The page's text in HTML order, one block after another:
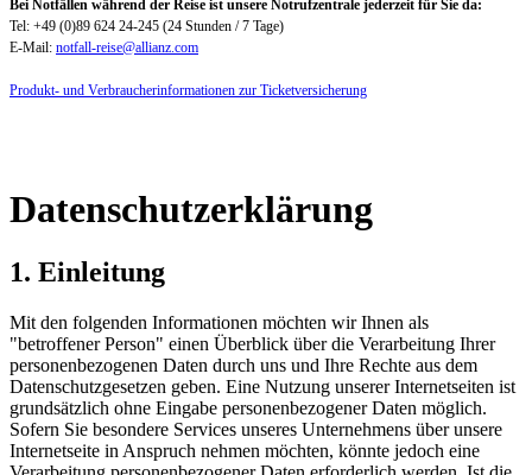
Bei Notfällen während der Reise ist unsere Notrufzentrale jederzeit für Sie da:
Tel: +49 (0)89 624 24-245 (24 Stunden / 7 Tage)
E-Mail: notfall-reise@allianz.com
Produkt- und Verbraucherinformationen zur Ticketversicherung
Datenschutzerklärung
1. Einleitung
Mit den folgenden Informationen möchten wir Ihnen als
"betroffener Person" einen Überblick über die Verarbeitung Ihrer
personenbezogenen Daten durch uns und Ihre Rechte aus dem
Datenschutzgesetzen geben. Eine Nutzung unserer Internetseiten ist
grundsätzlich ohne Eingabe personenbezogener Daten möglich.
Sofern Sie besondere Services unseres Unternehmens über unsere
Internetseite in Anspruch nehmen möchten, könnte jedoch eine